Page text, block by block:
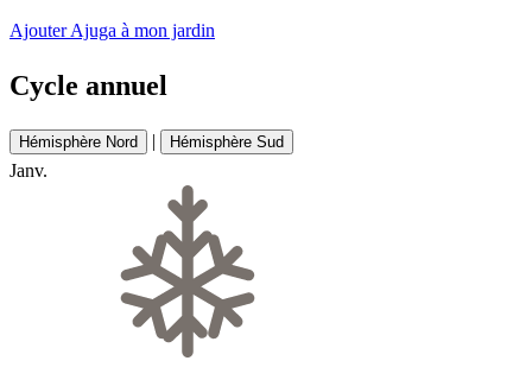
Ajouter Ajuga à mon jardin
Cycle annuel
Hémisphère Nord | Hémisphère Sud
Janv.